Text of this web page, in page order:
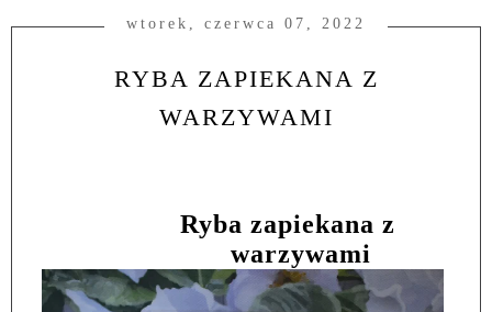
wtorek, czerwca 07, 2022
RYBA ZAPIEKANA Z
WARZYWAMI
Ryba zapiekana z
warzywami